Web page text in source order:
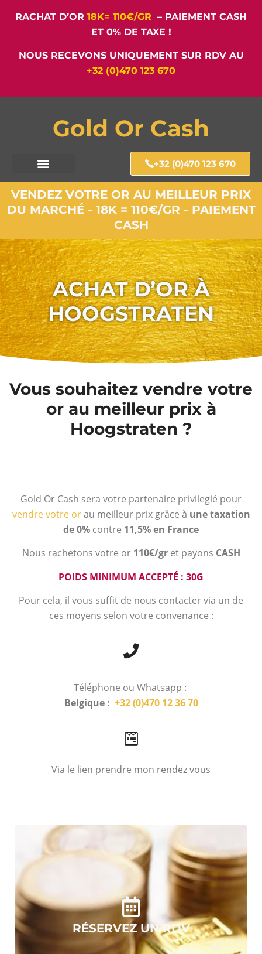
RACHAT D’OR 18K= 110€/GR – PAIEMENT CASH
ET 0% DE TAXE !
NOUS RECEVONS UNIQUEMENT SUR RDV AU
+32 (0)470 123 670
Gold Or Cash
+32 (0)470 123 670
VENDEZ VOTRE OR AU MEILLEUR PRIX
DU MARCHÉ - 18K = 110€/GR - PAIEMENT
CASH
ACHAT D’OR À
HOOGSTRATEN
Vous souhaitez vendre votre
or au meilleur prix à
Hoogstraten ?
Gold Or Cash sera votre partenaire privilegié pour
vendre votre orau meilleur prix grâce à une taxation
de 0% contre 11,5% en France
Nous rachetons votre or 110€/gr et payons CASH
POIDS MINIMUM ACCEPTÉ : 30G
Pour cela, il vous suffit de nous contacter via un de
ces moyens selon votre convenance :
Téléphone ou Whatsapp :
Belgique : +32 (0)470 12 36 70
Via le lien prendre mon rendez vous
RÉSERVEZ UN RDV